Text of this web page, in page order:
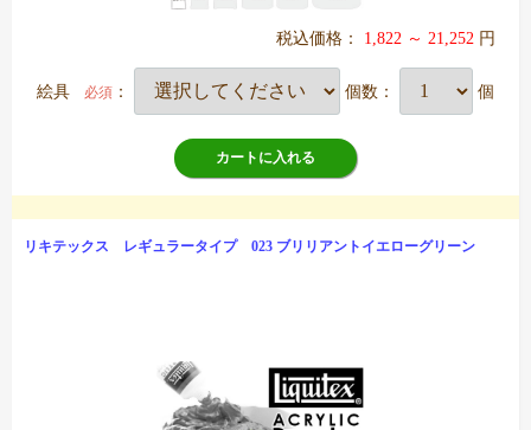
税込価格： 1,822 ～ 21,252 円
絵具 必須 ： 個数： 個
カートに入れる
リキテックス レギュラータイプ 023 ブリリアントイエローグリーン